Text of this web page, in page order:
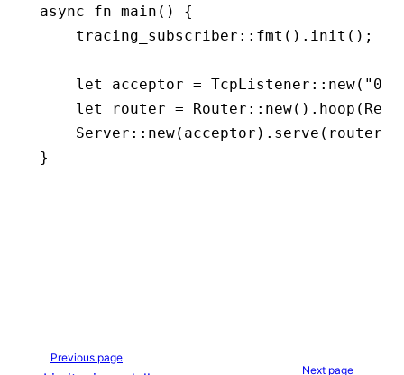
async fn main () {
    tracing_subscriber
:: fmt () . init ();
    let
acceptor = TcpListener :: new(
    let
router = Router :: new() . hoop
    Server
:: new(acceptor) . serve (router)
}
Previous page
Next page